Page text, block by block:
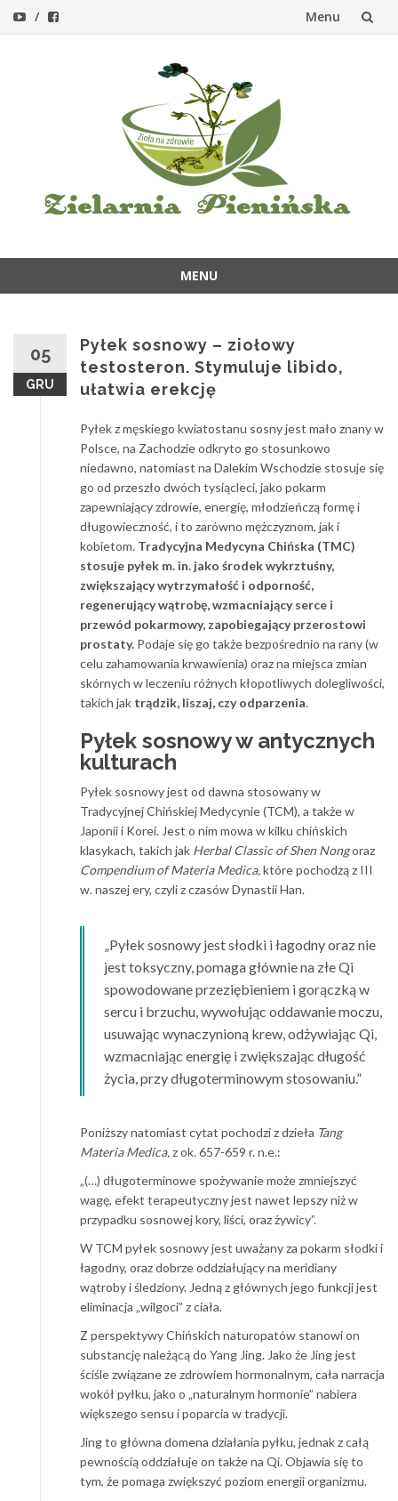
Menu
MENU
05
GRU
Pyłek sosnowy – ziołowy
testosteron. Stymuluje libido,
ułatwia erekcję
Pyłek z męskiego kwiatostanu sosny jest mało znany w
Polsce, na Zachodzie odkryto go stosunkowo
niedawno, natomiast na Dalekim Wschodzie stosuje się
go od przeszło dwóch tysiącleci, jako pokarm
zapewniający zdrowie, energię, młodzieńczą formę i
długowieczność, i to zarówno mężczyznom, jak i
kobietom. Tradycyjna Medycyna Chińska (TMC)
stosuje pyłek m. in. jako środek wykrztuśny,
zwiększający wytrzymałość i odporność,
regenerujący wątrobę, wzmacniający serce i
przewód pokarmowy, zapobiegający przerostowi
prostaty. Podaje się go także bezpośrednio na rany (w
celu zahamowania krwawienia) oraz na miejsca zmian
skórnych w leczeniu różnych kłopotliwych dolegliwości,
takich jak trądzik, liszaj, czy odparzenia.
Pyłek sosnowy w antycznych
kulturach
Pyłek sosnowy jest od dawna stosowany w
Tradycyjnej Chińskiej Medycynie (TCM), a także w
Japonii i Korei. Jest o nim mowa w kilku chińskich
klasykach, takich jak Herbal Classic of Shen Nongoraz
Compendium of Materia Medica,które pochodzą z III
w. naszej ery, czyli z czasów Dynastii Han.
„Pyłek sosnowy jest słodki i łagodny oraz nie
jest toksyczny, pomaga głównie na złe Qi
spowodowane przeziębieniem i gorączką w
sercu i brzuchu, wywołując oddawanie moczu,
usuwając wynaczynioną krew, odżywiając Qi,
wzmacniając energię i zwiększając długość
życia, przy długoterminowym stosowaniu.”
Poniższy natomiast cytat pochodzi z dzieła Tang
Materia Medica,z ok. 657-659 r. n.e.:
„(…) długoterminowe spożywanie może zmniejszyć
wagę, efekt terapeutyczny jest nawet lepszy niż w
przypadku sosnowej kory, liści, oraz żywicy”.
W TCM pyłek sosnowy jest uważany za pokarm słodki i
łagodny, oraz dobrze oddziałujący na meridiany
wątroby i śledziony. Jedną z głównych jego funkcji jest
eliminacja „wilgoci” z ciała.
Z perspektywy Chińskich naturopatów stanowi on
substancję należącą do Yang Jing. Jako że Jing jest
ściśle związane ze zdrowiem hormonalnym, cała narracja
wokół pyłku, jako o „naturalnym hormonie” nabiera
większego sensu i poparcia w tradycji.
Jing to główna domena działania pyłku, jednak z całą
pewnością oddziałuje on także na Qi. Objawia się to
tym, że pomaga zwiększyć poziom energii organizmu.